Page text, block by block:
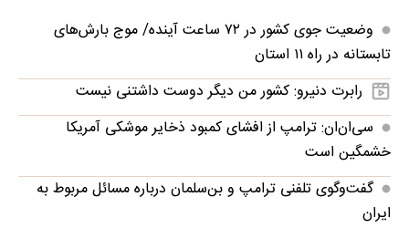
وضعیت جوی کشور در ۷۲ ساعت آینده/ موج بارش‌های
تابستانه در راه ۱۱ استان
رابرت دنیرو: کشور من دیگر دوست داشتنی نیست
سی‌ان‌ان: ترامپ از افشای کمبود ذخایر موشکی آمریکا
خشمگین است
گفت‌وگوی تلفنی ترامپ و بن‌سلمان درباره مسائل مربوط به
ایران